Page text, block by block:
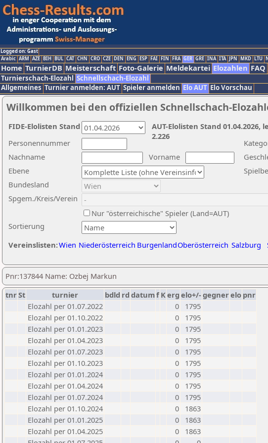
Logged on: Gast
Arabic ARM AZE BIH BUL CAT CHN CRO CZE DEN ENG ESP FAI FIN FRA GER GRE INA ITA JPN MKD LTU
Home TurnierDB Meisterschaft Foto-Galerie Meldekartei Elozahlen FAQ
Turnierschach-Elozahl Schnellschach-Elozahl
Allgemeines Turnier anmelden: AUT Spieler anmelden Elo AUT Elo Vorschau
Willkommen bei den offiziellen Schnellschach-
Nachname
Vorname
Ebene
Sortierung
Personennummer
Bundesland
Spgem./Kreis/Verein
Nur "österreichische" Spieler (Land=AUT)
Vereinslisten:Wien Niederösterreich BurgenlandOberösterreich Salzburg
AUT-Elolisten Stand
2.226
FIDE-Elolisten Stand
Pnr:137844 Name: Ozbej Markun
tnrSt turnier bdld rd datumf Kerg elo+/-gegnerelo pnr
Elozahl per 01.07.2022
0
1795
Elozahl per 01.10.2022
0
1795
Elozahl per 01.01.2023
0
1795
Elozahl per 01.04.2023
0
1795
Elozahl per 01.07.2023
0
1795
Elozahl per 01.10.2023
0
1795
Elozahl per 01.01.2024
0
1795
Elozahl per 01.04.2024
0
1795
Elozahl per 01.07.2024
0
1795
Elozahl per 01.10.2024
0
1863
Elozahl per 01.01.2025
0
1863
Elozahl per 01.04.2025
0
1863